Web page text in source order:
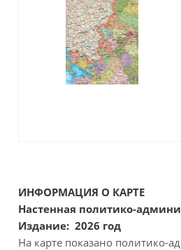
ИНФОРМАЦИЯ О КАРТЕ
Настенная политико-
Издание: 2026 год
На карте показано политико-